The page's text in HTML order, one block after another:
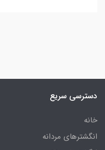
دسترسی سریع
خانه
انگشترهای مردانه